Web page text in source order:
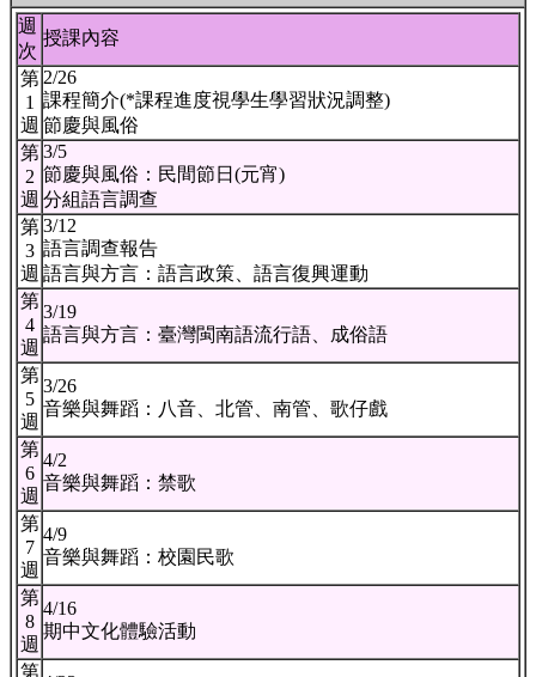
週
次
授課內容
第
1
週
2/26
課程簡介(*課程進度視學生學習狀況調整)
節慶與風俗
第
2
週
3/5
節慶與風俗：民間節日(元宵)
分組語言調查
第
3
週
3/12
語言調查報告
語言與方言：語言政策、語言復興運動
第
4
週
3/19
語言與方言：臺灣閩南語流行語、成俗語
第
5
週
3/26
音樂與舞蹈：八音、北管、南管、歌仔戲
第
6
週
4/2
音樂與舞蹈：禁歌
第
7
週
4/9
音樂與舞蹈：校園民歌
第
8
週
4/16
期中文化體驗活動
第